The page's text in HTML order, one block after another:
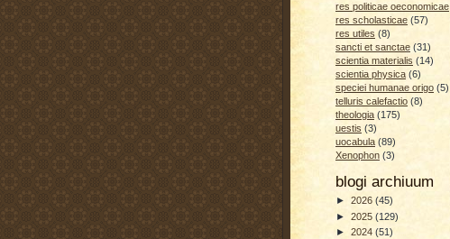
res politicae oeconomicae
res scholasticae (57)
res utiles (8)
sancti et sanctae (31)
scientia materialis (14)
scientia physica (6)
speciei humanae origo (5)
telluris calefactio (8)
theologia (175)
uestis (3)
uocabula (89)
Xenophon (3)
blogi archiuum
► 2026 (45)
► 2025 (129)
► 2024 (51)